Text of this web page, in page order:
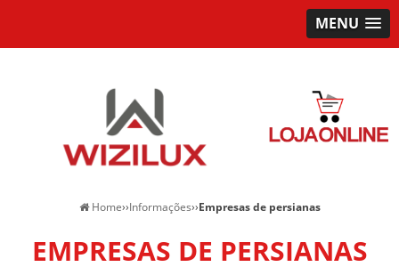
MENU
Home››Informações››Empresas de persianas
EMPRESAS DE PERSIANAS